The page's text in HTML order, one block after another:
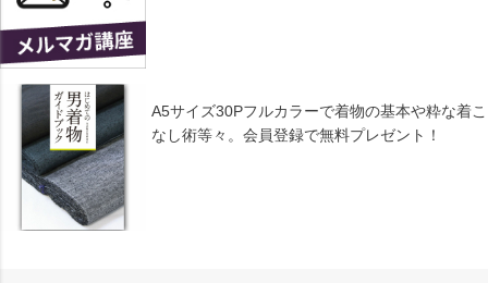
A5サイズ30Pフルカラーで着物の基本や粋な着こ
なし術等々。会員登録で無料プレゼント！